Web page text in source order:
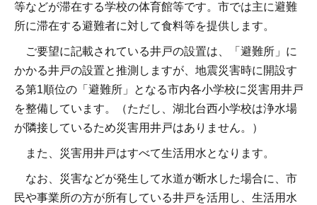
等などが滞在する学校の体育館等です。市では主に避難
所に滞在する避難者に対して食料等を提供します。
ご要望に記載されている井戸の設置は、「避難所」に
かかる井戸の設置と推測しますが、地震災害時に開設す
る第1順位の「避難所」となる市内各小学校に災害用井戸
を整備しています。（ただし、湖北台西小学校は浄水場
が隣接しているため災害用井戸はありません。）
また、災害用井戸はすべて生活用水となります。
なお、災害などが発生して水道が断水した場合に、市
民や事業所の方が所有している井戸を活用し、生活用水